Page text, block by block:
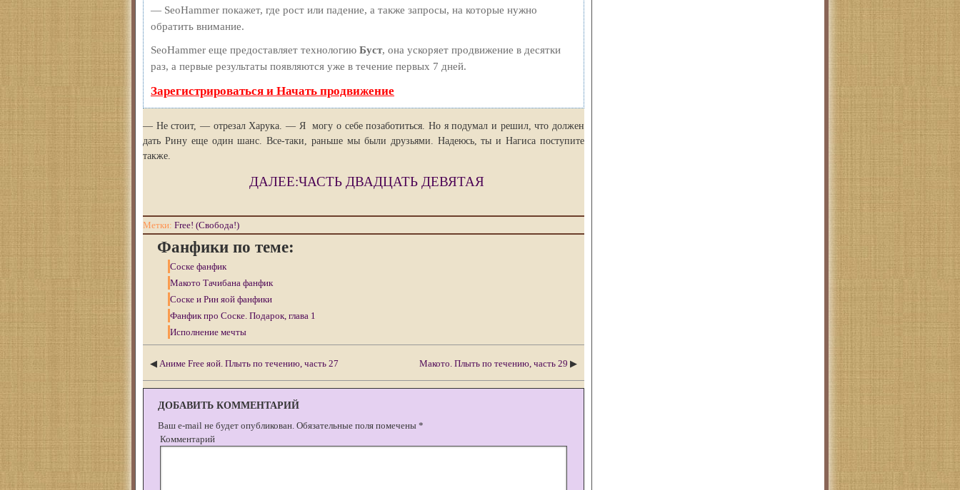
— SeoHammer покажет, где рост или падение, а также запросы, на которые нужно
обратить внимание.
SeoHammer еще предоставляет технологию Буст, она ускоряет продвижение в десятки
раз, а первые результаты появляются уже в течение первых 7 дней.
Зарегистрироваться и Начать продвижение
— Не стоит, — отрезал Харука. — Я могу о себе позаботиться. Но я подумал и решил, что должен
дать Рину еще один шанс. Все-таки, раньше мы были друзьями. Надеюсь, ты и Нагиса поступите
также.
ДАЛЕЕ:ЧАСТЬ ДВАДЦАТЬ ДЕВЯТАЯ
Метки: Free! (Свобода!)
Фанфики по теме:
Соске фанфик
Макото Тачибана фанфик
Соске и Рин яой фанфики
Фанфик про Соске. Подарок, глава 1
Исполнение мечты
◀ Аниме Free яой. Плыть по течению, часть 27 Макото. Плыть по течению, часть 29 ▶
ДОБАВИТЬ КОММЕНТАРИЙ
Ваш e-mail не будет опубликован. Обязательные поля помечены *
Комментарий